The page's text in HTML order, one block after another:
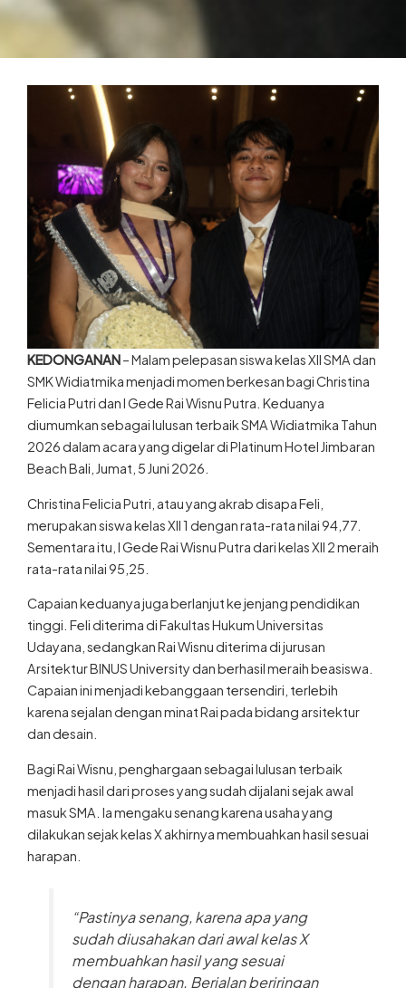
KEDONGANAN– Malam pelepasan siswa kelas XII SMA dan
SMK Widiatmika menjadi momen berkesan bagi Christina
Felicia Putri dan I Gede Rai Wisnu Putra. Keduanya
diumumkan sebagai lulusan terbaik SMA Widiatmika Tahun
2026 dalam acara yang digelar di Platinum Hotel Jimbaran
Beach Bali, Jumat, 5 Juni 2026.
Christina Felicia Putri, atau yang akrab disapa Feli,
merupakan siswa kelas XII 1 dengan rata-rata nilai 94,77.
Sementara itu, I Gede Rai Wisnu Putra dari kelas XII 2 meraih
rata-rata nilai 95,25.
Capaian keduanya juga berlanjut ke jenjang pendidikan
tinggi. Feli diterima di Fakultas Hukum Universitas
Udayana, sedangkan Rai Wisnu diterima di jurusan
Arsitektur BINUS University dan berhasil meraih beasiswa.
Capaian ini menjadi kebanggaan tersendiri, terlebih
karena sejalan dengan minat Rai pada bidang arsitektur
dan desain.
Bagi Rai Wisnu, penghargaan sebagai lulusan terbaik
menjadi hasil dari proses yang sudah dijalani sejak awal
masuk SMA. Ia mengaku senang karena usaha yang
dilakukan sejak kelas X akhirnya membuahkan hasil sesuai
harapan.
“Pastinya senang, karena apa yang
sudah diusahakan dari awal kelas X
membuahkan hasil yang sesuai
dengan harapan. Berjalan beriringan